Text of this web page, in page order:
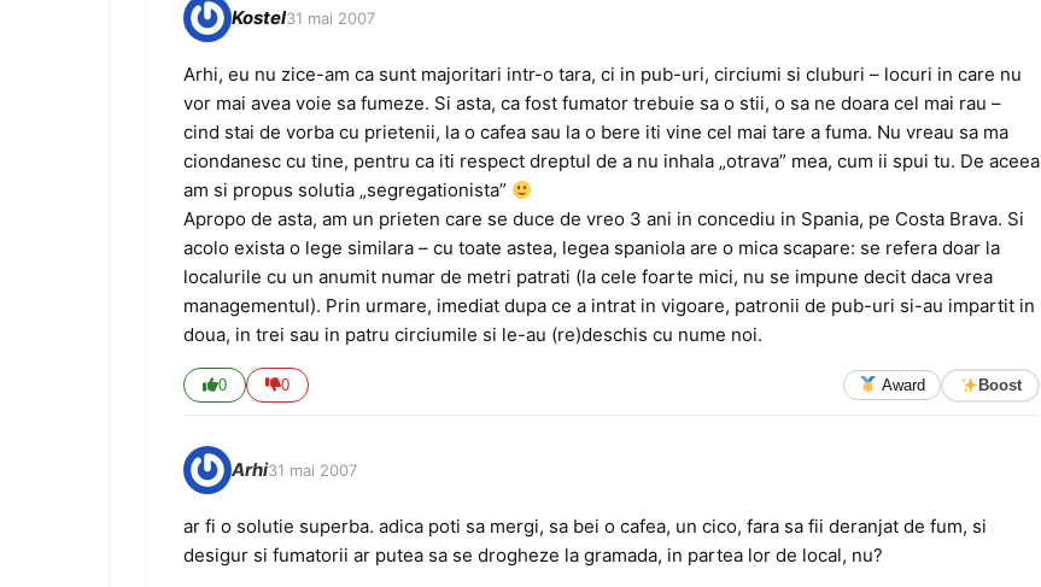
Kostel31 mai 2007
Arhi, eu nu zice-am ca sunt majoritari intr-o tara, ci in pub-uri, circiumi si cluburi – locuri in care nu
vor mai avea voie sa fumeze. Si asta, ca fost fumator trebuie sa o stii, o sa ne doara cel mai rau –
cind stai de vorba cu prietenii, la o cafea sau la o bere iti vine cel mai tare a fuma. Nu vreau sa ma
ciondanesc cu tine, pentru ca iti respect dreptul de a nu inhala „otrava” mea, cum ii spui tu. De aceea
am si propus solutia „segregationista”
Apropo de asta, am un prieten care se duce de vreo 3 ani in concediu in Spania, pe Costa Brava. Si
acolo exista o lege similara – cu toate astea, legea spaniola are o mica scapare: se refera doar la
localurile cu un anumit numar de metri patrati (la cele foarte mici, nu se impune decit daca vrea
managementul). Prin urmare, imediat dupa ce a intrat in vigoare, patronii de pub-uri si-au impartit in
doua, in trei sau in patru circiumile si le-au (re)deschis cu nume noi.
0 0 Award Boost
Arhi31 mai 2007
ar fi o solutie superba. adica poti sa mergi, sa bei o cafea, un cico, fara sa fii deranjat de fum, si
desigur si fumatorii ar putea sa se drogheze la gramada, in partea lor de local, nu?